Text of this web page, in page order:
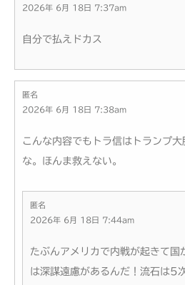
2026年 6月 18日 7:37am
自分で払えドカス
匿名
2026年 6月 18日 7:38am
こんな内容でもトラ信はトランプ
な。ほんま救えない。
匿名
2026年 6月 18日 7:44am
たぶんアメリカで内戦が起きて国
は深謀遠慮があるんだ！流石は5